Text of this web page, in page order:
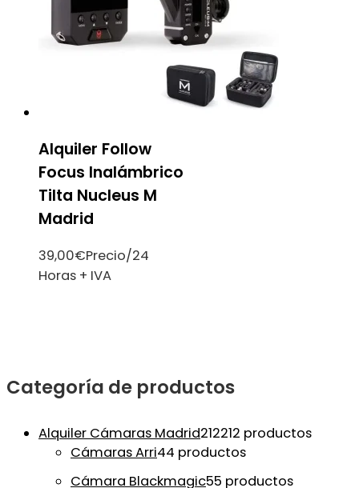
Categoría de productos
Alquiler Cámaras Madrid212212 productos
Cámaras Arri44 productos
Cámara Blackmagic55 productos
Alquiler Follow
Focus Inalámbrico
Tilta Nucleus M
Madrid
39,00€Precio/24
Horas + IVA